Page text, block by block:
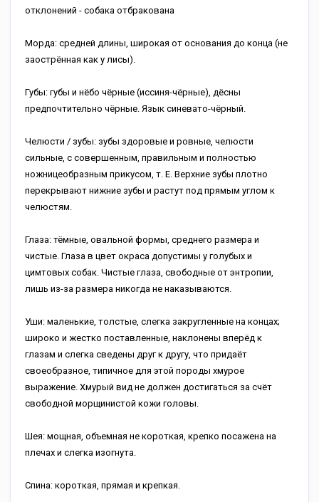
отклонений - собака отбракована
Морда: средней длины, широкая от основания до конца (не
заострённая как у лисы).
Губы: губы и нёбо чёрные (иссиня-чёрные), дёсны
предпочтительно чёрные. Язык синевато-чёрный.
Челюсти / зубы: зубы здоровые и ровные, челюсти
сильные, с совершенным, правильным и полностью
ножницеобразным прикусом, т. Е. Верхние зубы плотно
перекрывают нижние зубы и растут под прямым углом к
челюстям.
Глаза: тёмные, овальной формы, среднего размера и
чистые. Глаза в цвет окраса допустимы у голубых и
цимтовых собак. Чистые глаза, свободные от энтропии,
лишь из-за размера никогда не наказываются.
Уши: маленькие, толстые, слегка закругленные на концах;
широко и жестко поставленные, наклонены вперёд к
глазам и слегка сведены друг к другу, что придаёт
своеобразное, типичное для этой породы хмурое
выражение. Хмурый вид не должен достигаться за счёт
свободной морщинистой кожи головы.
Шея: мощная, объемная не короткая, крепко посажена на
плечах и слегка изогнута.
Спина: короткая, прямая и крепкая.